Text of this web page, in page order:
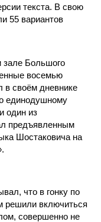
текста. В свою
55 вариантов
зале Большого
восемью
в своём дневнике
единодушному
один из
предъявленным
Шостаковича на
что в гонку по
решили включиться
совершенно не